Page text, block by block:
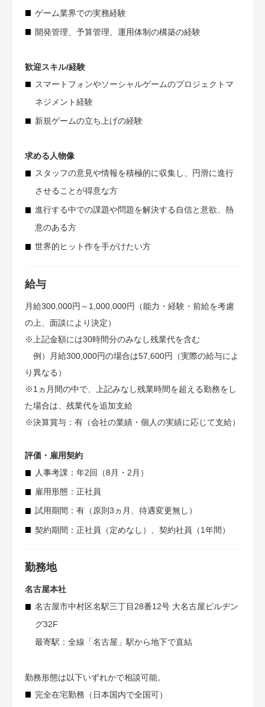
ゲーム業界での実務経験
開発管理、予算管理、運用体制の構築の経験
歓迎スキル/経験
スマートフォンやソーシャルゲームのプロジェクトマ
ネジメント経験
新規ゲームの立ち上げの経験
求める人物像
スタッフの意見や情報を積極的に収集し、円滑に進行
させることが得意な方
進行する中での課題や問題を解決する自信と意欲、熱
意のある方
世界的ヒット作を手がけたい方
給与
月給300,000円～1,000,000円（能力・経験・前給を考慮
の上、面談により決定）
※上記金額には30時間分のみなし残業代を含む
例）月給300,000円の場合は57,600円（実際の給与によ
り異なる）
※1ヵ月間の中で、上記みなし残業時間を超える勤務をし
た場合は、残業代を追加支給
※決算賞与：有（会社の業績・個人の実績に応じて支給）
評価・雇用契約
人事考課：年2回（8月・2月）
雇用形態：正社員
試用期間：有（原則3ヵ月、待遇変更無し）
契約期間：正社員（定めなし）、契約社員（1年間）
勤務地
名古屋本社
名古屋市中村区名駅三丁目28番12号 大名古屋ビルヂン
グ32F
最寄駅：全線「名古屋」駅から地下で直結
勤務形態は以下いずれかで相談可能。
完全在宅勤務（日本国内で全国可）